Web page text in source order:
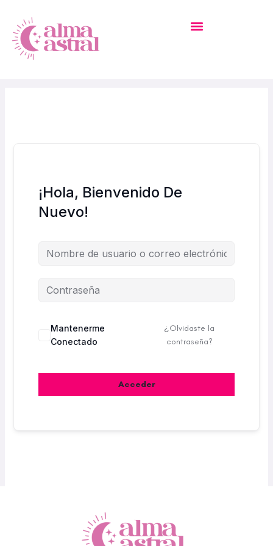
Contenido
¡Hola, Bienvenido De
Nuevo!
Mantenerme
Conectado
¿Olvidaste la
contraseña?
Acceder